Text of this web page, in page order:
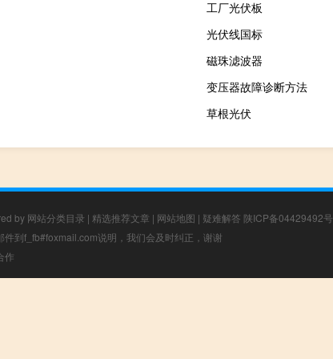
工厂光伏板
光伏线国标
磁珠滤波器
变压器故障诊断方法
草根光伏
by 网站分类目录 | 精选推荐文章 | 网站地图 | 疑难解答 陕ICP备04429492号
到f_fb#foxmail.com说明，我们会及时纠正，谢谢
作